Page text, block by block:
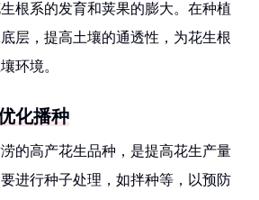
根系的发育和荚果的膨大。在种植
层，提高土壤的通透性，为花生根
环境。
化播种
的高产花生品种，是提高花生产量
进行种子处理，如拌种等，以预防